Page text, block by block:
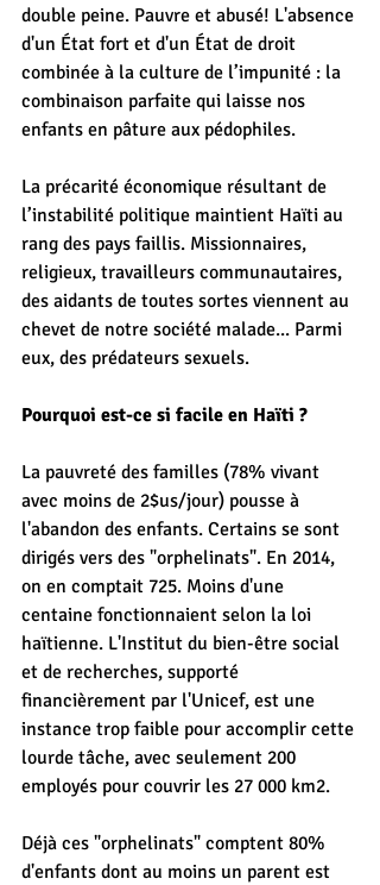
double peine. Pauvre et abusé! L'absence
d'un État fort et d'un État de droit
combinée à la culture de l’impunité : la
combinaison parfaite qui laisse nos
enfants en pâture aux pédophiles.
La précarité économique résultant de
l’instabilité politique maintient Haïti au
rang des pays faillis. Missionnaires,
religieux, travailleurs communautaires,
des aidants de toutes sortes viennent au
chevet de notre société malade... Parmi
eux, des prédateurs sexuels.
Pourquoi est-ce si facile en Haïti ?
La pauvreté des familles (78% vivant
avec moins de 2$us/jour) pousse à
l'abandon des enfants. Certains se sont
dirigés vers des "orphelinats". En 2014,
on en comptait 725. Moins d'une
centaine fonctionnaient selon la loi
haïtienne. L'Institut du bien-être social
et de recherches, supporté
financièrement par l'Unicef, est une
instance trop faible pour accomplir cette
lourde tâche, avec seulement 200
employés pour couvrir les 27 000 km2.
Déjà ces "orphelinats" comptent 80%
d'enfants dont au moins un parent est